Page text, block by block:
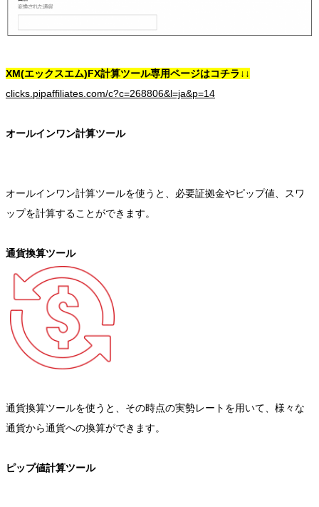
XM(エックスエム)FX計算ツール専用ページはコチラ↓↓
clicks.pipaffiliates.com/c?c=268806&l=ja&p=14
オールインワン計算ツール
オールインワン計算ツールを使うと、必要証拠金やピップ値、スワ
ップを計算することができます。
通貨換算ツール
通貨換算ツールを使うと、その時点の実勢レートを用いて、様々な
通貨から通貨への換算ができます。
ピップ値計算ツール